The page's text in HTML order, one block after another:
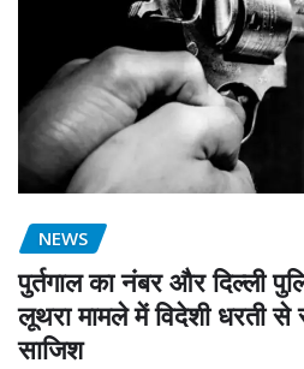
NEWS
पुर्तगाल का नंबर और दिल्ली
लूथरा मामले में विदेशी धरती से
साजिश